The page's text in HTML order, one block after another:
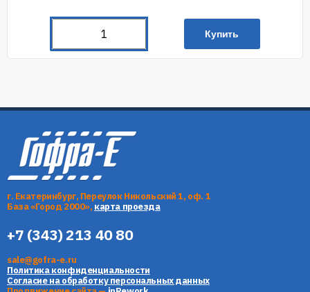
Купить
г. Екатеринбург, Переулок Никольский 1, оф. 1
База «Город 2000», карта проезда
+7 (343) 213 40 80
sale@gofra-e.ru
Политика конфиденциальности
Согласие на обработку персональных данных